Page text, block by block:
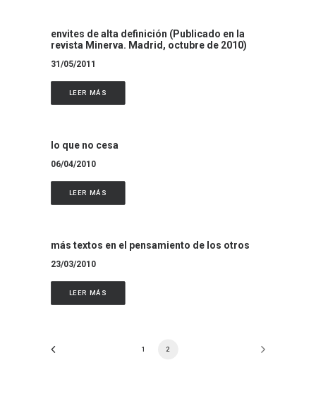
envites de alta definición (Publicado en la
revista Minerva. Madrid, octubre de 2010)
31/05/2011
LEER MÁS
lo que no cesa
06/04/2010
LEER MÁS
más textos en el pensamiento de los otros
23/03/2010
LEER MÁS
1 2